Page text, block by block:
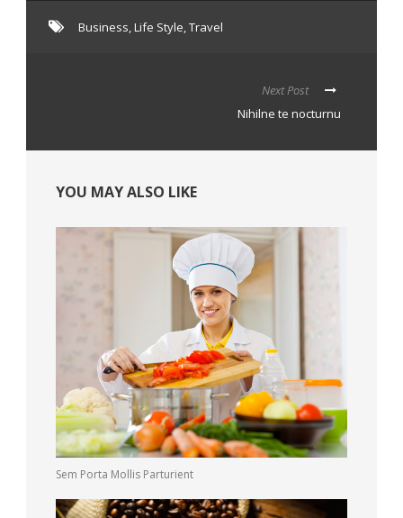
Business,Life Style,Travel
Next Post
Nihilne te nocturnu
YOU MAY ALSO LIKE
Sem Porta Mollis Parturient